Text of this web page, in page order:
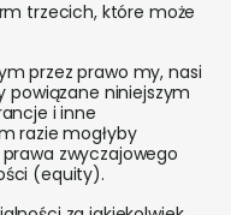
trzecich, które może
przez prawo my, nasi
niniejszym
i inne
razie mogłyby
zwyczajowego
(equity).